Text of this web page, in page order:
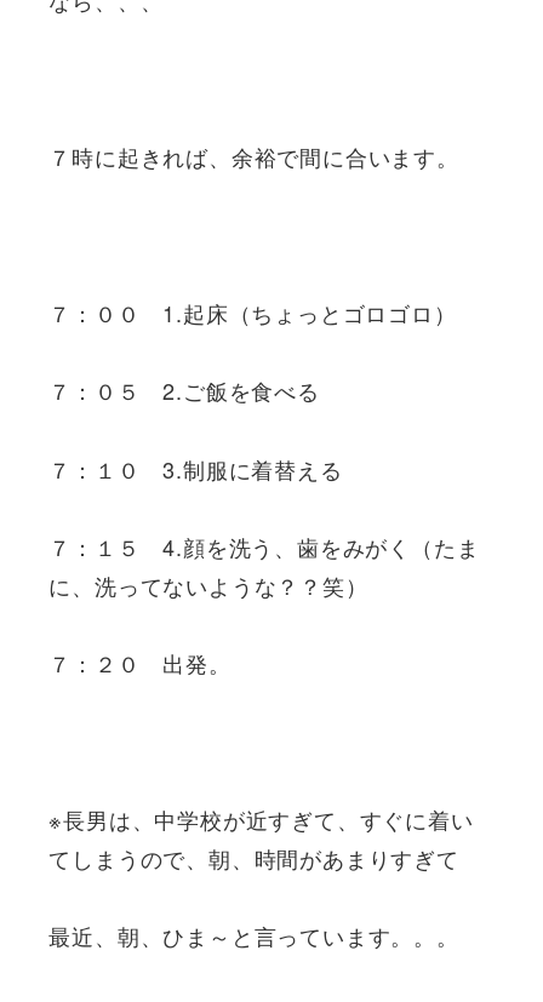
７時に起きれば、余裕で間に合います。
７：００ 1.起床（ちょっとゴロゴロ）
７：０５ 2.ご飯を食べる
７：１０ 3.制服に着替える
７：１５ 4.顔を洗う、歯をみがく（たま
に、洗ってないような？？笑）
７：２０ 出発。
※長男は、中学校が近すぎて、すぐに着い
てしまうので、朝、時間があまりすぎて
最近、朝、ひま～と言っています。。。